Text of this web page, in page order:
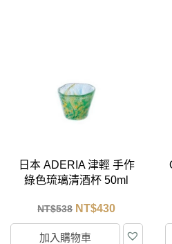
Ocean CUBA 古巴錐底杯
(6入) 270ml 玻璃杯 酒杯
NT$414 NT$398
加入購物車